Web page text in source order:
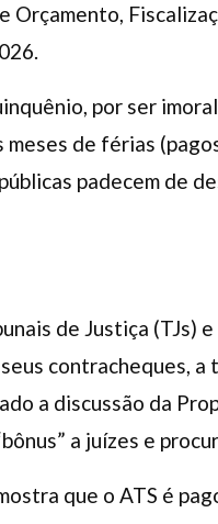
Orçamento,
por ser
de férias
padecem de
de Justiça (TJs) e
contracheques, a
a discussão da
a juízes e
que o ATS é